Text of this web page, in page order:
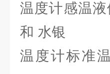
温度计感温
和 水银
温度计标准